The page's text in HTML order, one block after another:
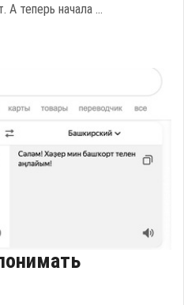
А теперь начала ...